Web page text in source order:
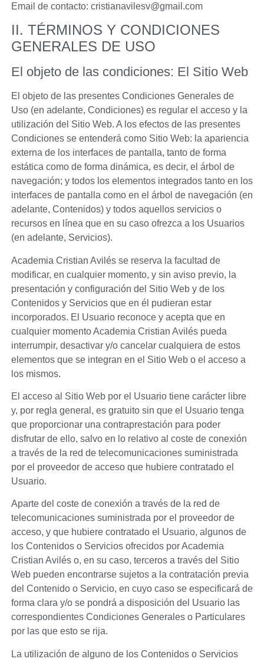
Email de contacto: cristianavilesv@gmail.com
II. TÉRMINOS Y CONDICIONES
GENERALES DE USO
El objeto de las condiciones: El Sitio Web
El objeto de las presentes Condiciones Generales de
Uso (en adelante, Condiciones) es regular el acceso y la
utilización del Sitio Web. A los efectos de las presentes
Condiciones se entenderá como Sitio Web: la apariencia
externa de los interfaces de pantalla, tanto de forma
estática como de forma dinámica, es decir, el árbol de
navegación; y todos los elementos integrados tanto en los
interfaces de pantalla como en el árbol de navegación (en
adelante, Contenidos) y todos aquellos servicios o
recursos en línea que en su caso ofrezca a los Usuarios
(en adelante, Servicios).
Academia Cristian Avilésse reserva la facultad de
modificar, en cualquier momento, y sin aviso previo, la
presentación y configuración del Sitio Web y de los
Contenidos y Servicios que en él pudieran estar
incorporados. El Usuario reconoce y acepta que en
cualquier momentoAcademia Cristian Aviléspueda
interrumpir, desactivar y/o cancelar cualquiera de estos
elementos que se integran en el Sitio Web o el acceso a
los mismos.
El acceso al Sitio Web por el Usuario tiene carácter libre
y, por regla general, es gratuito sin que el Usuario tenga
que proporcionar una contraprestación para poder
disfrutar de ello, salvo en lo relativo al coste de conexión
a través de la red de telecomunicaciones suministrada
por el proveedor de acceso que hubiere contratado el
Usuario.
Aparte del coste de conexión a través de la red de
telecomunicaciones suministrada por el proveedor de
acceso, y que hubiere contratado el Usuario, algunos de
los Contenidos o Servicios ofrecidos porAcademia
Cristian Aviléso, en su caso, terceros a través del Sitio
Web pueden encontrarse sujetos a la contratación previa
del Contenido o Servicio, en cuyo caso se especificará de
forma clara y/o se pondrá a disposición del Usuario las
correspondientes Condiciones Generales o Particulares
por las que esto se rija.
La utilización de alguno de los Contenidos o Servicios